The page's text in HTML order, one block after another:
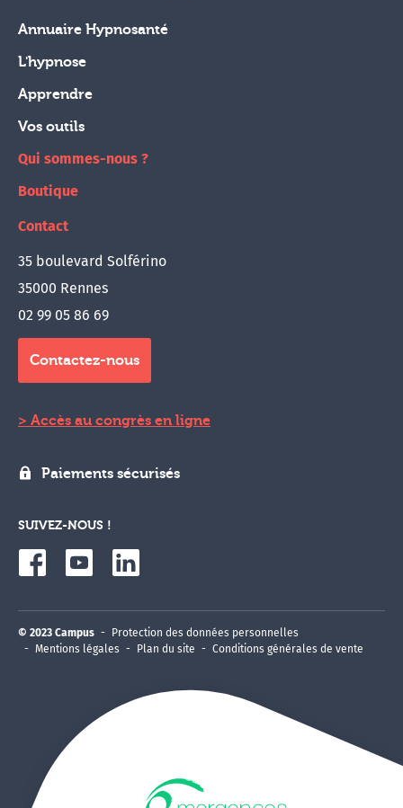
Annuaire Hypnosanté
L'hypnose
Apprendre
Vos outils
Qui sommes-nous ?
Boutique
Contact
35 boulevard Solférino
35000 Rennes
02 99 05 86 69
Contactez-nous
Accès au congrès en ligne
Paiements sécurisés
SUIVEZ-NOUS !
© 2023 Campus
Protection des données personnelles
Mentions légales
Plan du site Conditions générales de vente